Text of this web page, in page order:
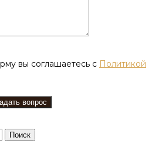
вы соглашаетесь с Политикой
Поиск